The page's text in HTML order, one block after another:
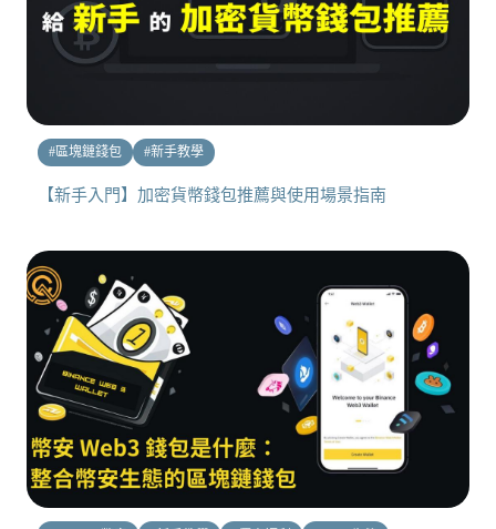
#區塊鏈錢包 #新手教學
【新手入門】加密貨幣錢包推薦與使用場景指南